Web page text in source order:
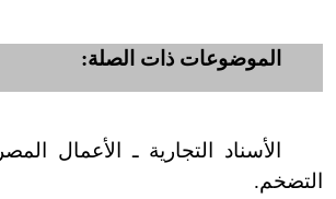
الموضوعات ذات الصلة:
الأسناد التجارية ـ الأعمال
التضخم.